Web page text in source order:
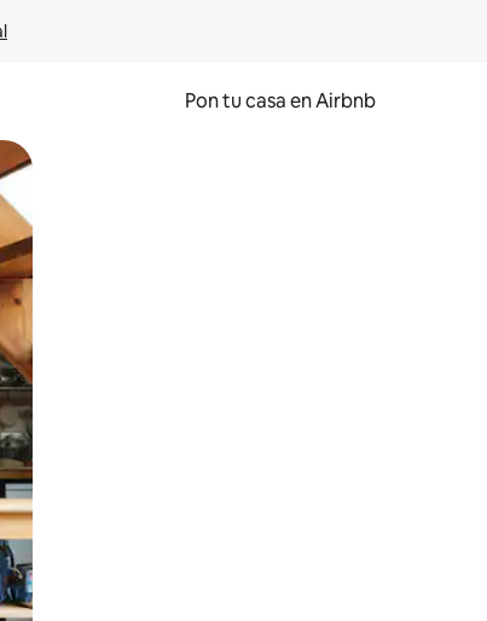
Pon tu casa en Airbnb
el dedo.